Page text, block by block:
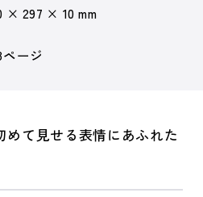
× 297 × 10 mm
ページ
めて見せる表情にあふれた